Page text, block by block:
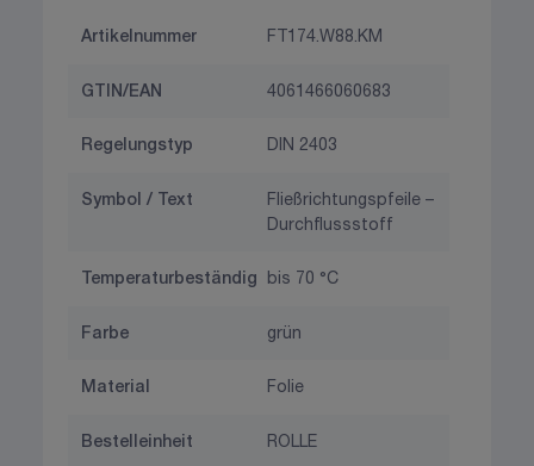
Artikelnummer FT174.W88.KM
GTIN/EAN 4061466060683
Regelungstyp DIN 2403
Symbol / Text
Fließrichtungspfeile –
Durchflussstoff
Temperaturbeständig bis 70 °C
Farbe grün
Material Folie
Bestelleinheit ROLLE